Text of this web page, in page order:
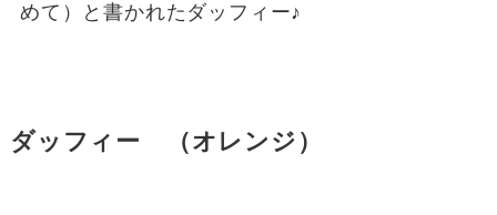
めて）と書かれたダッフィー♪
ダッフィー （オレンジ）